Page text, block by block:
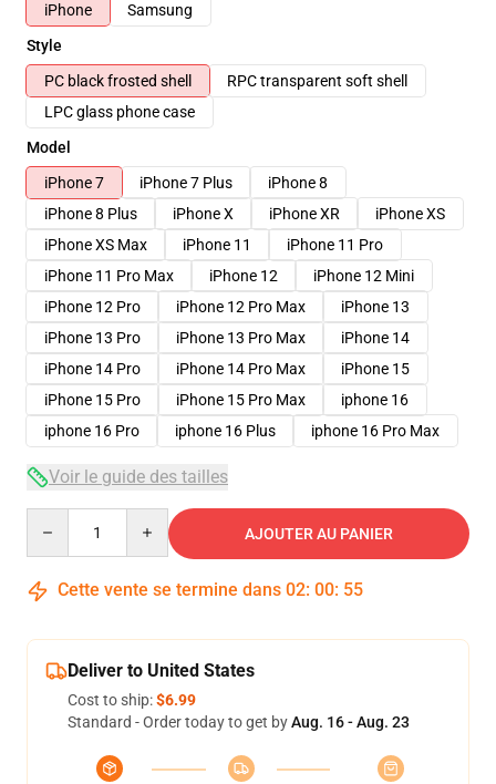
iPhone
Samsung
Style
PC black frosted shell
RPC transparent soft shell
LPC glass phone case
Model
iPhone 7
iPhone 7 Plus
iPhone 8
iPhone 8 Plus
iPhone X iPhone XR
iPhone XS
iPhone XS Max
iPhone 11
iPhone 11 Pro
iPhone 11 Pro Max
iPhone 12
iPhone 12 Mini
iPhone 12 Pro
iPhone 12 Pro Max
iPhone 13
iPhone 13 Pro
iPhone 13 Pro Max
iPhone 14
iPhone 14 Pro
iPhone 14 Pro Max
iPhone 15
iPhone 15 Pro
iPhone 15 Pro Max
iphone 16
iphone 16 Pro
iphone 16 Plus iphone 16 Pro Max
Voir le guide des tailles
AJOUTER AU PANIER
Cette vente se termine dans 02: 00: 54
Deliver to United States
Cost to ship:$6.99
Standard - Order today to get byAug. 16 - Aug. 23